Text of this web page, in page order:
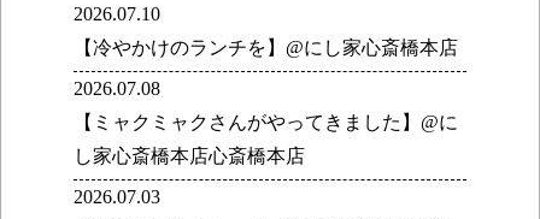
2026.07.10
【冷やかけのランチを】@にし家心斎橋本店
2026.07.08
【ミャクミャクさんがやってきました】@に
し家心斎橋本店心斎橋本店
2026.07.03